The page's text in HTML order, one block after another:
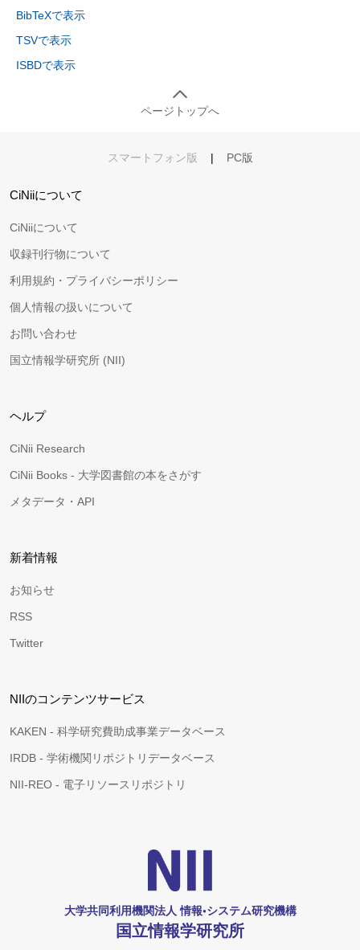
BibTeXで表示
TSVで表示
ISBDで表示
ページトップへ
スマートフォン版 | PC版
CiNiiについて
CiNiiについて
収録刊行物について
利用規約・プライバシーポリシー
個人情報の扱いについて
お問い合わせ
国立情報学研究所 (NII)
ヘルプ
CiNii Research
CiNii Books - 大学図書館の本をさがす
メタデータ・API
新着情報
お知らせ
RSS
Twitter
NIIのコンテンツサービス
KAKEN - 科学研究費助成事業データベース
IRDB - 学術機関リポジトリデータベース
NII-REO - 電子リソースリポジトリ
大学共同利用機関法人 情報•システム研究機構
国立情報学研究所